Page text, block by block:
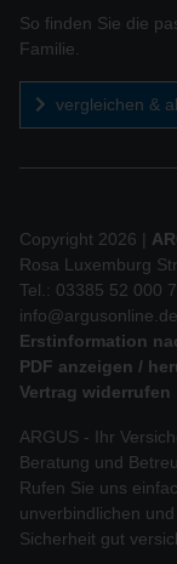
So finden Sie die
Familie.
vergleichen &
Copyright 2026 |
Rosa Luxemburg
Tel.: 03385 52 000
info@argusonline.de
Erstinformation
PDF anzeigen /
Vertrag widerrufen
ARGUS - Ihr
Beratung und
Rufen Sie uns
unverbindlichen
Sicherheit gut